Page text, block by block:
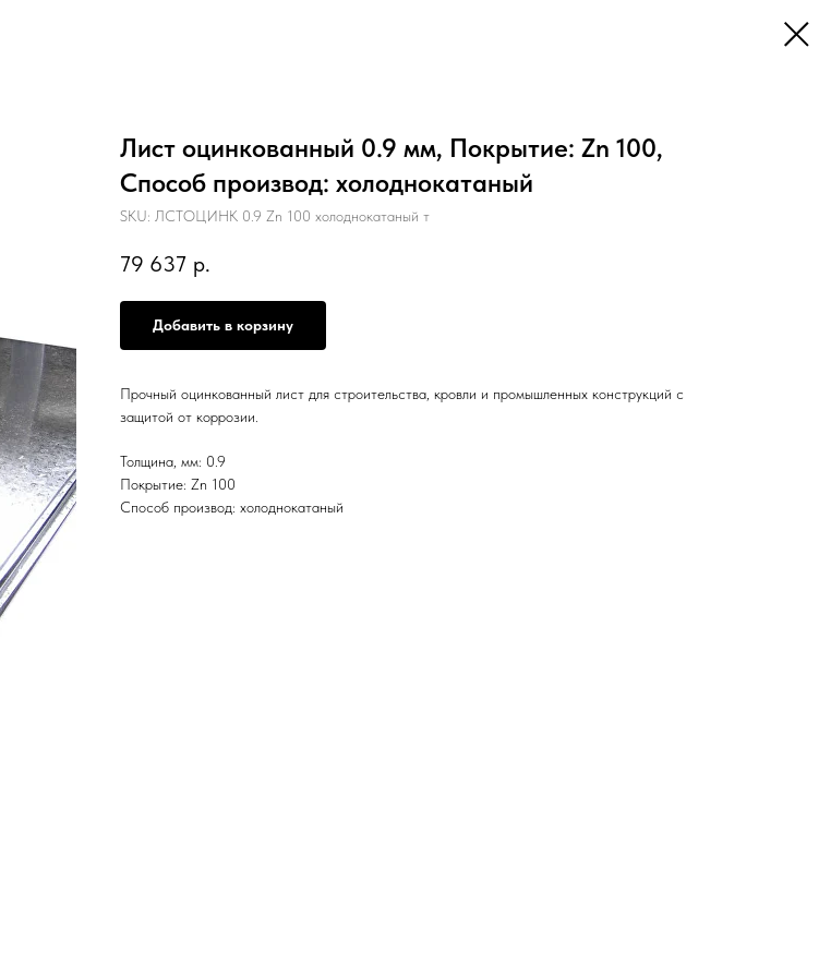
Лист оцинкованный 0.9 мм, Покрытие: Zn 100,
Способ производ: холоднокатаный
SKU: ЛСТОЦИНК 0.9 Zn 100 холоднокатаный т
79 637 р.
Добавить в корзину
Прочный оцинкованный лист для строительства, кровли и промышленных конструкций с
защитой от коррозии.
Толщина, мм: 0.9
Покрытие: Zn 100
Способ производ: холоднокатаный